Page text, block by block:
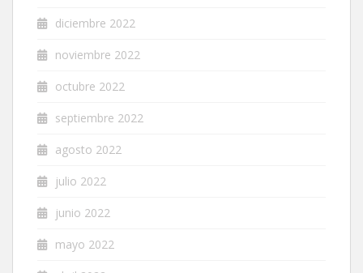
diciembre 2022
noviembre 2022
octubre 2022
septiembre 2022
agosto 2022
julio 2022
junio 2022
mayo 2022